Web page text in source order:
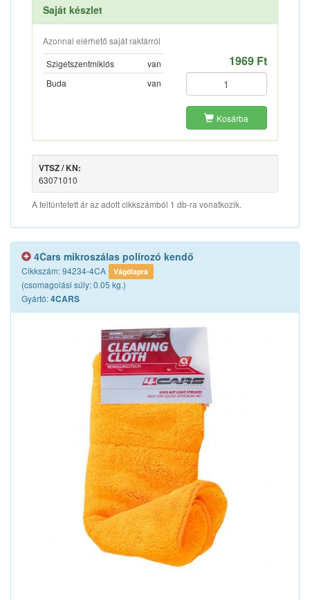
Saját készlet
Azonnal elérhető saját raktárról
Szigetszentmiklós
van
Buda
van
1969 Ft
Kosárba
VTSZ / KN:
63071010
A feltüntetett ár az adott cikkszámból 1 db-ra vonatkozik.
4Cars mikroszálas polírozó kendő
Cikkszám: 94234-4CA Vágólapra
(csomagolási súly: 0.05 kg.)
Gyártó:4CARS